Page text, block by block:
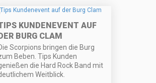
KUNDENEVENT AUF
DER BURG CLAM
Scorpions bringen die Burg
Beben. Tips Kunden
die Hard Rock Band mit
Weitblick.